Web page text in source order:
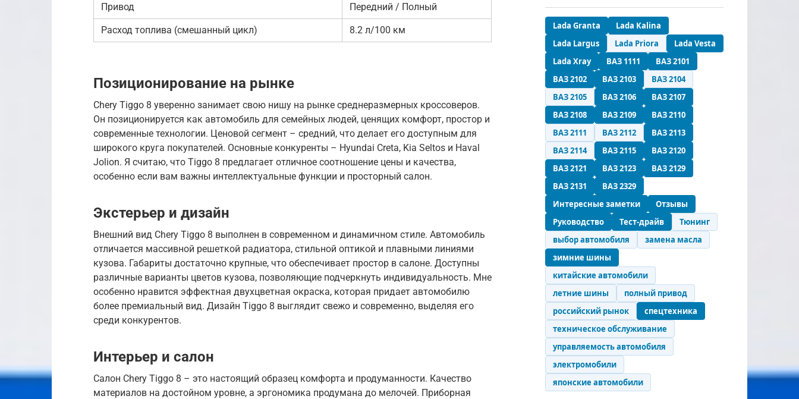
Привод Передний / Полный
Расход топлива (смешанный цикл) 8.2 л/100 км
Позиционирование на рынке
Chery Tiggo 8 уверенно занимает свою нишу на рынке среднеразмерных кроссоверов.
Он позиционируется как автомобиль для семейных людей, ценящих комфорт, простор и
современные технологии. Ценовой сегмент – средний, что делает его доступным для
широкого круга покупателей. Основные конкуренты – Hyundai Creta, Kia Seltos и Haval
Jolion. Я считаю, что Tiggo 8 предлагает отличное соотношение цены и качества,
особенно если вам важны интеллектуальные функции и просторный салон.
Экстерьер и дизайн
Внешний вид Chery Tiggo 8 выполнен в современном и динамичном стиле. Автомобиль
отличается массивной решеткой радиатора, стильной оптикой и плавными линиями
кузова. Габариты достаточно крупные, что обеспечивает простор в салоне. Доступны
различные варианты цветов кузова, позволяющие подчеркнуть индивидуальность. Мне
особенно нравится эффектная двухцветная окраска, которая придает автомобилю
более премиальный вид. Дизайн Tiggo 8 выглядит свежо и современно, выделяя его
среди конкурентов.
Интерьер и салон
Салон Chery Tiggo 8 – это настоящий образец комфорта и продуманности. Качество
материалов на достойном уровне, а эргономика продумана до мелочей. Приборная
Lada Granta
Lada Kalina
Lada Largus
Lada Priora
Lada Vesta
Lada Xray
ВАЗ 1111
ВАЗ 2101
ВАЗ 2102
ВАЗ 2103
ВАЗ 2104
ВАЗ 2105
ВАЗ 2106
ВАЗ 2107
ВАЗ 2108
ВАЗ 2109
ВАЗ 2110
ВАЗ 2111
ВАЗ 2112
ВАЗ 2113
ВАЗ 2114
ВАЗ 2115
ВАЗ 2120
ВАЗ 2121
ВАЗ 2123
ВАЗ 2129
ВАЗ 2131
ВАЗ 2329
Интересные заметки
Отзывы
Руководство
Тест-драйв
Тюнинг
выбор автомобиля
замена масла
зимние шины
китайские автомобили
летние шины
полный привод
российский рынок
спецтехника
техническое обслуживание
управляемость автомобиля
электромобили
японские автомобили